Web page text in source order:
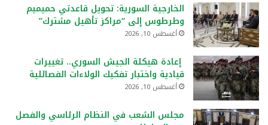
ن
:
الخارجية السورية: تحويل قاعدتي حميميم
وطرطوس إلى “مراكز تأهيل مشترك”
أغسطس 10, 2026
إعادة هيكلة الجيش السوري.. تغييرات
قيادية واختبار تفكيك الولاءات الفصائلية
أغسطس 10, 2026
مجلس الشعب في النظام الرئاسي والفصل